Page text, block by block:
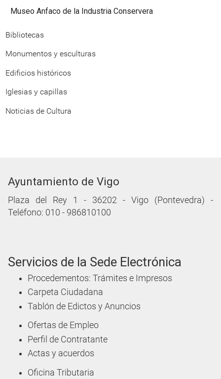
Museo Anfaco de la Industria Conservera
Bibliotecas
Monumentos y esculturas
Edificios históricos
Iglesias y capillas
Noticias de Cultura
Ayuntamiento de Vigo
Plaza del Rey 1 - 36202 - Vigo (Pontevedra) -
Teléfono: 010 - 986810100
Servicios de la Sede Electrónica
Procedementos: Trámites e Impresos
Carpeta Ciudadana
Tablón de Edictos y Anuncios
Ofertas de Empleo
Perfil de Contratante
Actas y acuerdos
Oficina Tributaria